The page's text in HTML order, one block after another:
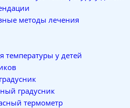
методы лечения
температуры у детей
градусник
термометр